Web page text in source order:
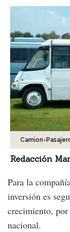
Camion-
Redacción
Para la
inversión es
crecimiento,
nacional.